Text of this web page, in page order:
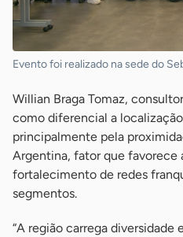
Evento foi realizado na sede do
Willian Braga Tomaz,
como diferencial a
principalmente pela
Argentina, fator que favorece
fortalecimento de redes
segmentos.
“A região carrega